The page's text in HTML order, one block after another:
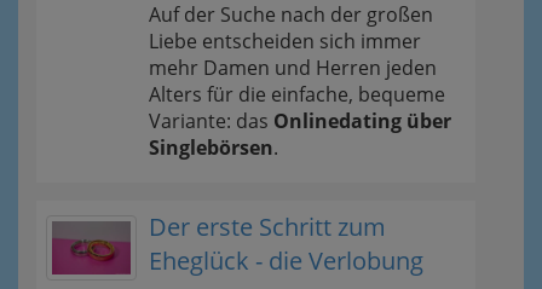
Auf der Suche nach der großen
Liebe entscheiden sich immer
mehr Damen und Herren jeden
Alters für die einfache, bequeme
Variante: das Onlinedating über
Singlebörsen.
Der erste Schritt zum
Eheglück - die Verlobung